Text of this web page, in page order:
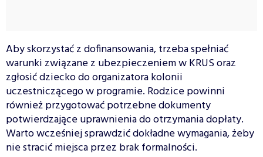
Aby skorzystać z dofinansowania, trzeba spełniać
warunki związane z ubezpieczeniem w KRUS oraz
zgłosić dziecko do organizatora kolonii
uczestniczącego w programie. Rodzice powinni
również przygotować potrzebne dokumenty
potwierdzające uprawnienia do otrzymania dopłaty.
Warto wcześniej sprawdzić dokładne wymagania, żeby
nie stracić miejsca przez brak formalności.